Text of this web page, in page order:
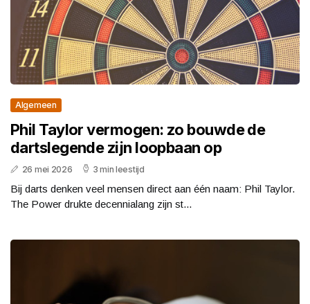
Algemeen
Phil Taylor vermogen: zo bouwde de
dartslegende zijn loopbaan op
26 mei 2026 3 min leestijd
Bij darts denken veel mensen direct aan één naam: Phil Taylor.
The Power drukte decennialang zijn st...